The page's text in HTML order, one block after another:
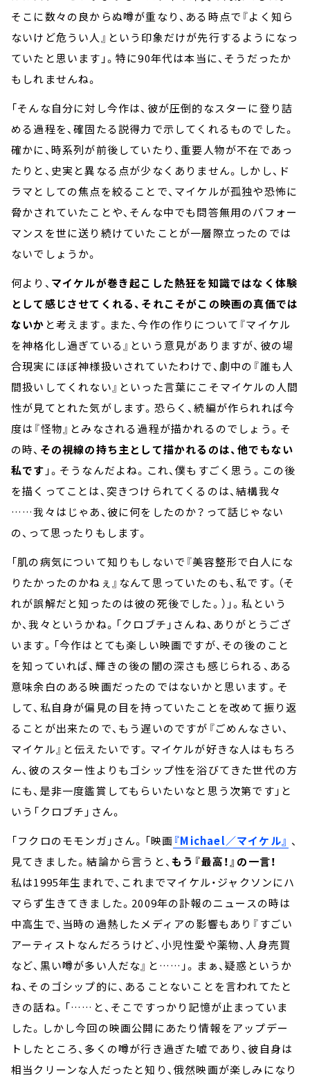
そこに数々の良からぬ噂が重なり、ある時点で『よく知ら
ないけど危うい人』という印象だけが先行するようになっ
ていたと思います」。特に90年代は本当に、そうだったか
もしれませんね。
「そんな自分に対し今作は、彼が圧倒的なスターに登り詰
める過程を、確固たる説得力で示してくれるものでした。
確かに、時系列が前後していたり、重要人物が不在であっ
たりと、史実と異なる点が少なくありません。しかし、ド
ラマとしての焦点を絞ることで、マイケルが孤独や恐怖に
脅かされていたことや、そんな中でも問答無用のパフォー
マンスを世に送り続けていたことが一層際立ったのでは
ないでしょうか。
何より、 マイケルが巻き起こした熱狂を知識ではなく体験
として感じさせてくれる、それこそがこの映画の真価では
ないか と考えます。また、今作の作りについて『マイケル
を神格化し過ぎている』という意見がありますが、彼の場
合現実にほぼ神様扱いされていたわけで、劇中の『誰も人
間扱いしてくれない』といった言葉にこそマイケルの人間
性が見てとれた気がします。恐らく、続編が作られれば今
度は『怪物』とみなされる過程が描かれるのでしょう。そ
の時、 その視線の持ち主として描かれるのは、他でもない
私です 」。そうなんだよね。これ、僕もすごく思う。この後
を描くってことは、突きつけられてくるのは、結構我々
……我々はじゃあ、彼に何をしたのか？って話じゃない
の、って思ったりもします。
「肌の病気について知りもしないで『美容整形で白人にな
りたかったのかねぇ』なんて思っていたのも、私です。（そ
れが誤解だと知ったのは彼の死後でした。）」。私という
か、我々というかね。「クロブチ」さんね、ありがとうござ
います。「今作はとても楽しい映画ですが、その後のこと
を知っていれば、輝きの後の闇の深さも感じられる、ある
意味余白のある映画だったのではないかと思います。そ
して、私自身が偏見の目を持っていたことを改めて振り返
ることが出来たので、もう遅いのですが『ごめんなさい、
マイケル』と伝えたいです。マイケルが好きな人はもちろ
ん、彼のスター性よりもゴシップ性を浴びてきた世代の方
にも、是非一度鑑賞してもらいたいなと思う次第です」と
いう「クロブチ」さん。
「フクロのモモンガ」さん。「映画『Michael／マイケル』 、
見てきました。結論から言うと、 もう『最高！』の一言！
私は1995年生まれで、これまでマイケル・ジャクソンにハ
マらず生きてきました。2009年の訃報のニュースの時は
中高生で、当時の過熱したメディアの影響もあり『すごい
アーティストなんだろうけど、小児性愛や薬物、人身売買
など、黒い噂が多い人だな』と……」。まぁ、疑惑というか
ね、そのゴシップ的に、あることないことを言われてたと
きの話ね。「……と、そこですっかり記憶が止まっていま
した。しかし今回の映画公開にあたり情報をアップデー
トしたところ、多くの噂が行き過ぎた嘘であり、彼自身は
相当クリーンな人だったと知り、俄然映画が楽しみになり